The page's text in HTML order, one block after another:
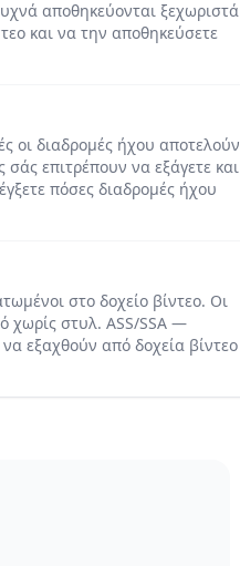
αποθηκεύονται ξεχωριστά
και να την αποθηκεύσετε
οι διαδρομές ήχου αποτελούν
επιτρέπουν να εξάγετε και
πόσες διαδρομές ήχου
στο δοχείο βίντεο. Οι
χωρίς στυλ. ASS/SSA —
εξαχθούν από δοχεία βίντεο